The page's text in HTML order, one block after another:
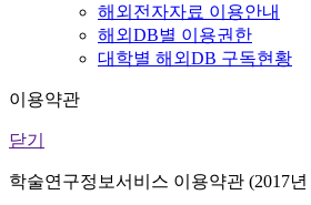
해외전자자료 이용안내
해외DB별 이용권한
대학별 해외DB 구독현황
이용약관
닫기
학술연구정보서비스 이용약관 (2017